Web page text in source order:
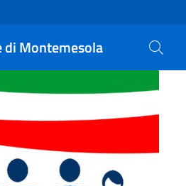
di Montemesola